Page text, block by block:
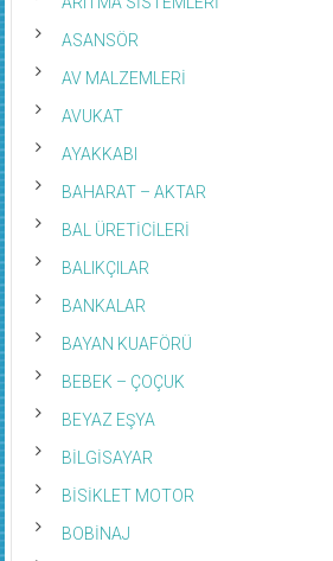
ASANSÖR
AV MALZEMLERİ
AVUKAT
AYAKKABI
BAHARAT – AKTAR
BAL ÜRETİCİLERİ
BALIKÇILAR
BANKALAR
BAYAN KUAFÖRÜ
BEBEK – ÇOÇUK
BEYAZ EŞYA
BİLGİSAYAR
BİSİKLET MOTOR
BOBİNAJ